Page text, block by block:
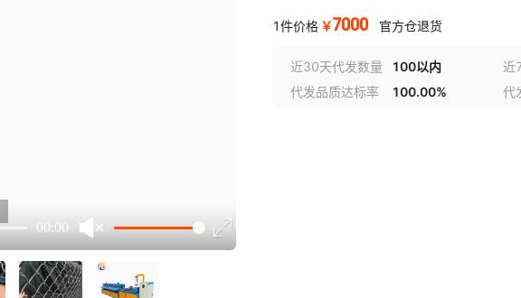
00:00
1件价格 ￥7000 官方仓退货
近30天代发数量 100以内 近
代发品质达标率
100.00% 代